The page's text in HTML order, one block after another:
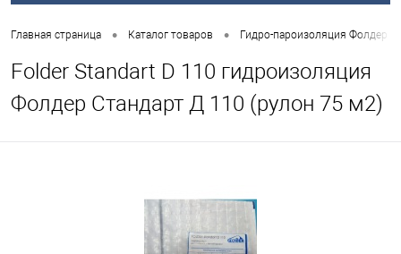
Главная страница • Каталог товаров • Гидро-пароизоляция Фолдер (
Folder Standart D 110 гидроизоляция
Фолдер Стандарт Д 110 (рулон 75 м2)